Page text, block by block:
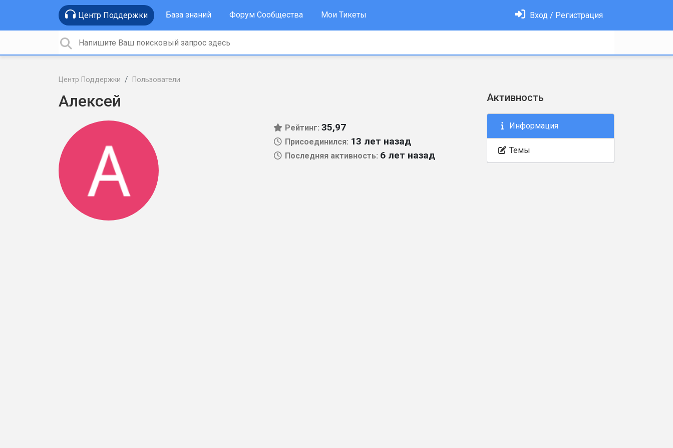
Центр Поддержки База знаний Форум Сообщества Мои Тикеты Вход / Регистрация
Центр Поддержки Пользователи
Алексей
Рейтинг: 35,97
Присоединился: 13 лет назад
Последняя активность: 6 лет назад
Активность
Информация
Темы